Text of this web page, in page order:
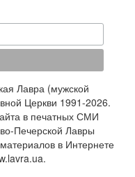
Лавра (мужской
Церкви 1991-2026.
в печатных СМИ
Печерской Лавры
в Интернете